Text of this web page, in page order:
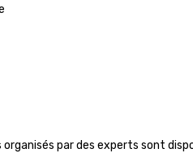
par des experts sont